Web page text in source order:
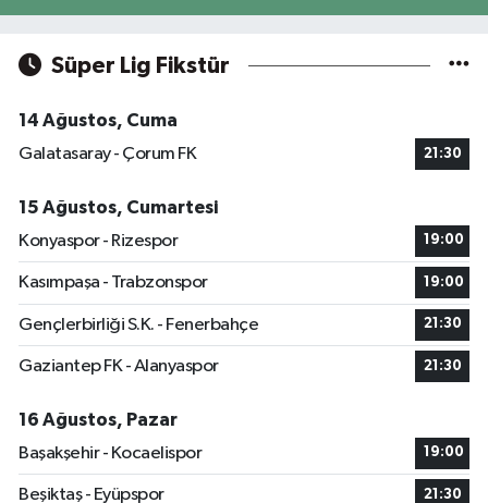
Süper Lig Fikstür
14 Ağustos, Cuma
Galatasaray - Çorum FK
21:30
15 Ağustos, Cumartesi
Konyaspor - Rizespor
19:00
Kasımpaşa - Trabzonspor 19:00
Gençlerbirliği S.K. - Fenerbahçe 21:30
Gaziantep FK - Alanyaspor 21:30
16 Ağustos, Pazar
Başakşehir - Kocaelispor
19:00
Beşiktaş - Eyüpspor 21:30